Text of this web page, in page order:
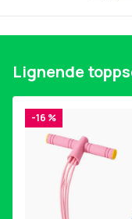
Lignende
-16 %